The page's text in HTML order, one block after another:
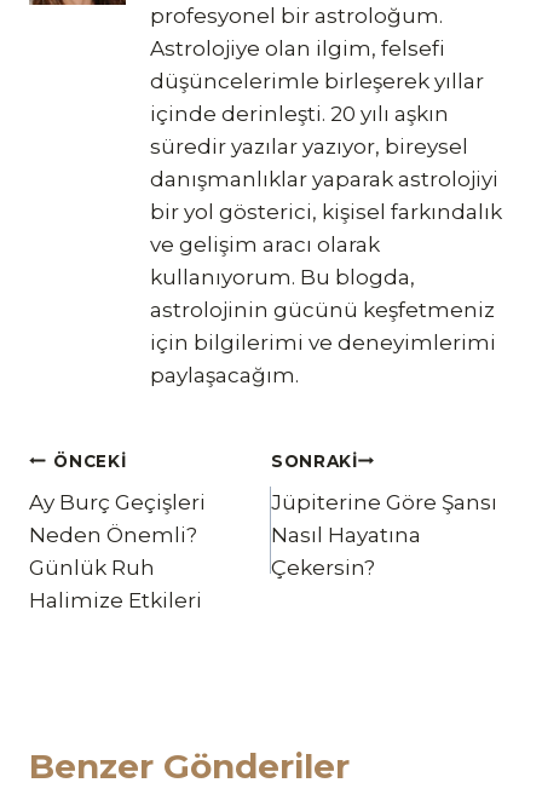
profesyonel bir astroloğum.
Astrolojiye olan ilgim, felsefi
düşüncelerimle birleşerek yıllar
içinde derinleşti. 20 yılı aşkın
süredir yazılar yazıyor, bireysel
danışmanlıklar yaparak astrolojiyi
bir yol gösterici, kişisel farkındalık
ve gelişim aracı olarak
kullanıyorum. Bu blogda,
astrolojinin gücünü keşfetmeniz
için bilgilerimi ve deneyimlerimi
paylaşacağım.
Yazı
gezinmesi
ÖNCEKI
Ay Burç Geçişleri
Neden Önemli?
Günlük Ruh
Halimize Etkileri
SONRAKI
Jüpiterine Göre Şansı
Nasıl Hayatına
Çekersin?
Benzer Gönderiler